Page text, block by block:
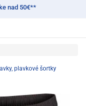
nad 50€**
plavkové šortky